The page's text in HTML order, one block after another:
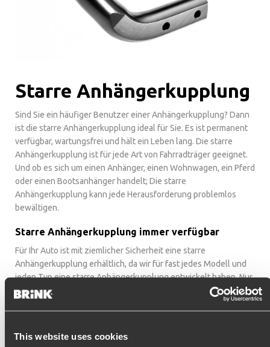
This website uses cookies
Starre Anhängerkupplung
Sind Sie ein häufiger Benutzer einer Anhängerkupplung? Dann
ist die starre Anhängerkupplung ideal für Sie. Es ist permanent
verfügbar, wartungsfrei und hält ein Leben lang. Die starre
Anhängerkupplung ist für jede Art von Fahrradträger geeignet.
Und ob es sich um einen Anhänger, einen Wohnwagen, ein Pferd
oder einen Bootsanhänger handelt; Die starre
Anhängerkupplung kann jede Herausforderung problemlos
bewältigen.
Starre Anhängerkupplung immer verfügbar
Für Ihr Auto ist mit ziemlicher Sicherheit eine starre
Anhängerkupplung erhältlich, da wir für fast jedes Modell und
jeden Typ eine starre Anhängerkupplung entwickelt haben. Nur
in Ausnahmefällen, in denen eine starre Anhängerkupplung die
Sicht auf Ihr Nummernschild oder Ihre Nebelscheinwerfer
diese sichtbar sind. Eine starre Anhängerkupplung hat den